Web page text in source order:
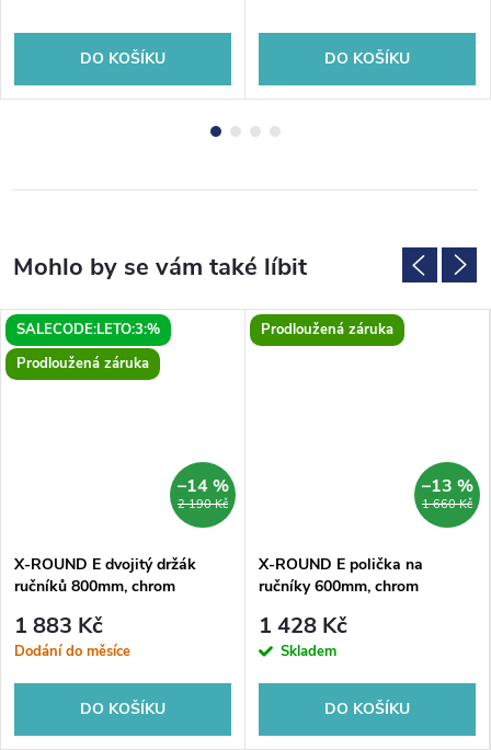
DO KOŠÍKU DO KOŠÍKU
SALECODE:LETO:3:%
Prodloužená záruka
2 190 Kč
–14 %
X-ROUND E dvojitý držák
ručníků 800mm, chrom
1 883 Kč
Dodání do měsíce
DO KOŠÍKU
Prodloužená záruka
1 660 Kč
–13 %
X-ROUND E polička na
ručníky 600mm, chrom
1 428 Kč
Skladem
DO KOŠÍKU